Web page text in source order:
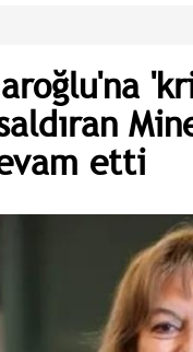
etti